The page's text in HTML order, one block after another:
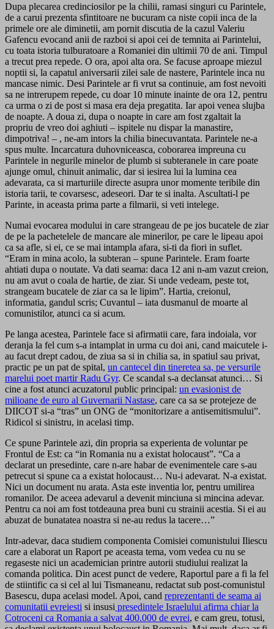
Dupa plecarea credinciosilor pe la chilii, ramasi singuri cu Parintele,
de a carui prezenta sfintitoare ne bucuram ca niste copii inca de la
primele ore ale diminetii, am pornit discutia de la cazul Valeriu
Gafencu evocand anii de razboi si apoi cei de temnita ai Parintelui,
cu toata istoria tulburatoare a Romaniei din ultimii 70 de ani. Timpul
a trecut prea repede. O ora, apoi alta ora. Se facuse aproape miezul
noptii si, la capatul aniversarii zilei sale de nastere, Parintele inca nu
mancase nimic. Desi Parintele ar fi vrut sa continuie, am fost nevoiti
sa ne intrerupem repede, cu doar 10 minute inainte de ora 12, pentru
ca urma o zi de post si masa era deja pregatita. Iar apoi venea slujba
de noapte. A doua zi, dupa o noapte in care am fost zgaltait la
propriu de vreo doi aghiuti – ispitele nu dispar la manastire,
dimpotriva! – , ne-am intors la chilia binecuvantata. Parintele ne-a
spus multe. Incarcatura duhovniceasca, coborarea impreuna cu
Parintele in negurile minelor de plumb si subteranele in care poate
ajunge omul, chinuit animalic, dar si iesirea lui la lumina cea
adevarata, ca si marturiile directe asupra unor momente teribile din
istoria tarii, te covarsesc, adeseori. Dar te si inalta. Ascultati-l pe
Parinte, in aceasta prima parte a filmarii, si veti intelege.
Numai evocarea modului in care strangeau de pe jos bucatele de ziar
de pe la pachetelele de mancare ale minerilor, pe care le lipeau apoi
ca sa afle, si ei, ce se mai intampla afara, si-ti da fiori in suflet.
“Eram in mina acolo, la subteran – spune Parintele. Eram foarte
ahtiati dupa o noutate. Va dati seama: daca 12 ani n-am vazut creion,
nu am avut o coala de hartie, de ziar. Si unde vedeam, peste tot,
strangeam bucatele de ziar ca sa le lipim”. Hartia, creionul,
informatia, gandul scris; Cuvantul – iata dusmanul de moarte al
comunistilor, atunci ca si acum.
Pe langa acestea, Parintele face si afirmatii care, fara indoiala, vor
deranja la fel cum s-a intamplat in urma cu doi ani, cand maicutele i-
au facut drept cadou, de ziua sa si in chilia sa, in spatiul sau privat,
practic pe un pat de spital, un cantecel din tineretea sa, pe versurile
marelui poet martir Radu Gyr. Ce scandal s-a declansat atunci… Si
cine a fost atunci acuzatorul public principal: un evasionist de
milioane de euro al Guvernarii Nastase, care ca sa se protejeze de
DIICOT si-a “tras” un ONG de “monitorizare a antisemitismului”.
Ridicol si sinistru, in acelasi timp.
Ce spune Parintele azi, din propria sa experienta de voluntar pe
Frontul de Est: ca “in Romania nu a existat holocaust”. “Ca a
declarat un presedinte, care n-are habar de evenimentele care s-au
petrecut si spune ca a existat holocaust… Nu-i adevarat. N-a existat.
Nici un document nu arata. Asta este inventia lor, pentru umilirea
romanilor. De aceea adevarul a devenit minciuna si mincina adevar.
Pentru ca noi am fost totdeauna prea buni cu strainii acestia. Si ei au
abuzat de bunatatea noastra si ne-au redus la tacere…”
Intr-adevar, daca studiem componenta Comisiei comunistului Iliescu
care a elaborat un Raport pe aceasta tema, vom vedea cu nu se
regaseste nici un academician printre autorii studiului realizat la
comanda politica. Din acest punct de vedere, Raportul pare a fi la fel
de stiintific ca si cel al lui Tismaneanu, redactat sub post-comunistul
Basescu, dupa acelasi model. Apoi, cand reprezentanti de seama ai
comunitatii evreiesti si insusi presedintele Israelului afirma chiar la
Cotroceni ca Romania a salvat 400.000 de evrei, e cam greu, totusi,